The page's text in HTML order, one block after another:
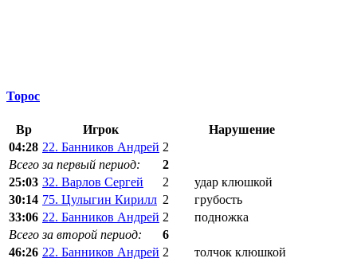
Торос
Вр Игрок
Нарушение
04:28 22. Банников Андрей 2
Всего за первый период:
2
25:03 32. Варлов Сергей 2
удар клюшкой
30:14 75. Цулыгин Кирилл 2
грубость
33:06 22. Банников Андрей 2
подножка
Всего за второй период:
6
46:26 22. Банников Андрей 2
толчок клюшкой